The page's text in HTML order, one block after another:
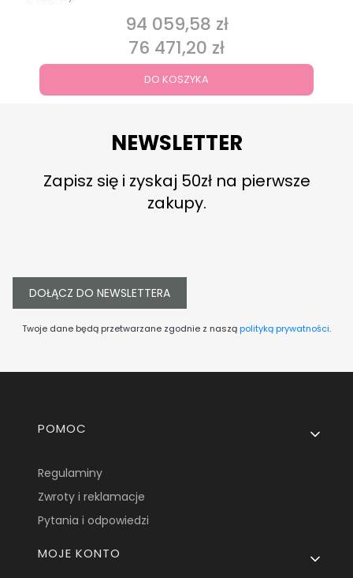
Cena
94 059,58 zł
Cena
76 471,20 zł
DO KOSZYKA
NEWSLETTER
Zapisz się i zyskaj 50zł na pierwsze
zakupy.
DOŁĄCZ DO NEWSLETTERA
Twoje dane będą przetwarzane zgodnie z nasząpolityką prywatności.
Linki w stopce
POMOC
Regulaminy
Zwroty i reklamacje
Pytania i odpowiedzi
MOJE KONTO